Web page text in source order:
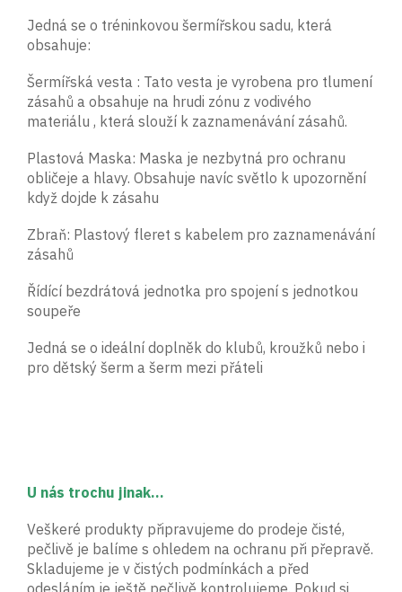
Jedná se o tréninkovou šermířskou sadu, která
obsahuje:
Šermířská vesta : Tato vesta je vyrobena pro tlumení
zásahů a obsahuje na hrudi zónu z vodivého
materiálu , která slouží k zaznamenávání zásahů.
Plastová Maska: Maska je nezbytná pro ochranu
obličeje a hlavy. Obsahuje navíc světlo k upozornění
když dojde k zásahu
Zbraň: Plastový fleret s kabelem pro zaznamenávání
zásahů
Řídící bezdrátová jednotka pro spojení s jednotkou
soupeře
Jedná se o ideální doplněk do klubů, kroužků nebo i
pro dětský šerm a šerm mezi přáteli
U nás trochu jinak...
Veškeré produkty připravujeme do prodeje čisté,
pečlivě je balíme s ohledem na ochranu při přepravě.
Skladujeme je v čistých podmínkách a před
odesláním je ještě pečlivě kontrolujeme. Pokud si